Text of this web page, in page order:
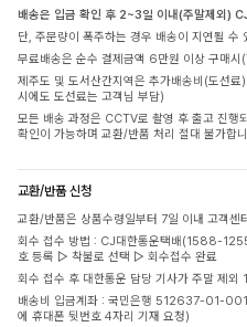
배송은 입금 확인 후 2~3일 이내(주말제외)
단, 주문량이 폭주하는 경우 배송이 지연될 수
무료배송은 순수 결제금액 6만원 이상 구매시
제주도 및 도서산간지역은 추가배송비(도선
시에도 도선료는 고객님 부담)
모든 배송 과정은 CCTV로 촬영 후 출고 진행
확인이 가능하며 교환/반품 처리 절대 불가합
교환/반품 신청
교환/반품은 상품수령일부터 7일 이내 고객센
회수 접수 방법 : CJ대한통운택배(1588-
호 등록 ▷ 착불로 선택 ▷ 회수접수 완료
회수 접수 후 대한통운 담당 기사가 주말 제외
배송비 입금계좌 : 국민은행 512637-01-
에 휴대폰 뒷번호 4자리 기재 요청)